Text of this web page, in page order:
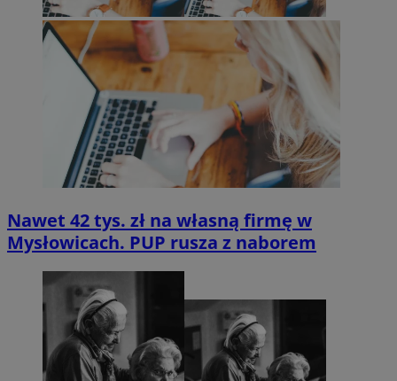
Nawet 42 tys. zł na własną firmę w
Mysłowicach. PUP rusza z naborem